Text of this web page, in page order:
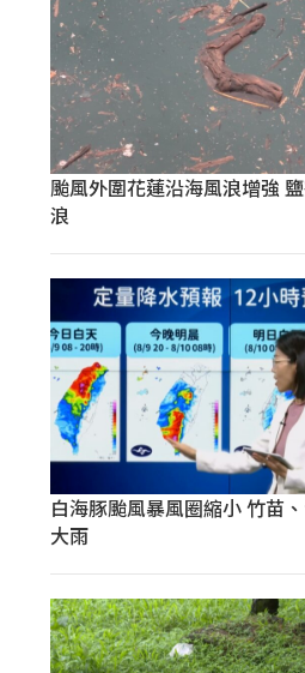
颱風外圍花蓮沿海風浪增強
浪
白海豚颱風暴風圈縮小 竹苗
大雨